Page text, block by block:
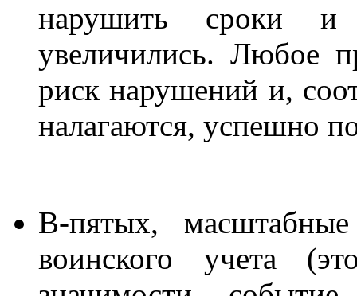
нарушить сроки
увеличились. Любое
риск нарушений и,
налагаются, успешно
В-пятых,
воинского учета